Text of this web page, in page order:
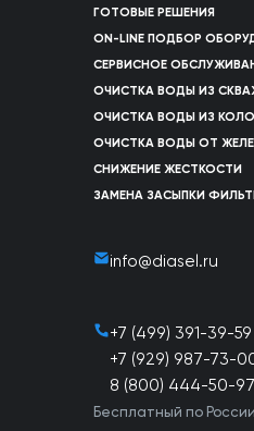
ГОТОВЫЕ РЕШЕНИЯ
ON-LINE ПОДБОР
СЕРВИСНОЕ
ОЧИСТКА ВОДЫ ИЗ
ОЧИСТКА ВОДЫ ИЗ
ОЧИСТКА ВОДЫ ОТ
СНИЖЕНИЕ ЖЕСТКОСТИ
ЗАМЕНА ЗАСЫПКИ
info@diasel.ru
+7 (499) 391-39-59
+7 (929) 987-73-
8 (800) 444-50-97
Бесплатный по России